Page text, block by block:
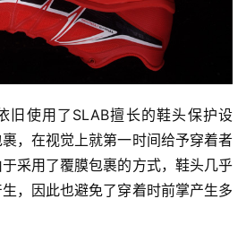
旧使用了SLAB擅长的鞋头保护设
，在视觉上就第一时间给予穿着者
采用了覆膜包裹的方式，鞋头几乎
，因此也避免了穿着时前掌产生多